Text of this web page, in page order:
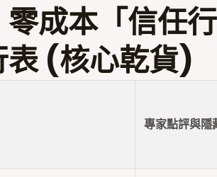
成本「信任
(核心乾貨)
專家點評與隱